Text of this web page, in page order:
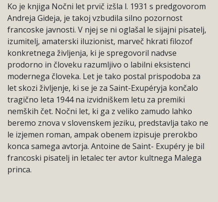
Ko je knjiga Nočni let prvič izšla l. 1931 s predgovorom
Andreja Gideja, je takoj vzbudila silno pozornost
francoske javnosti. V njej se ni oglašal le sijajni pisatelj,
izumitelj, amaterski iluzionist, marveč hkrati filozof
konkretnega življenja, ki je spregovoril nadvse
prodorno in človeku razumljivo o labilni eksistenci
modernega človeka. Let je tako postal prispodoba za
let skozi življenje, ki se je za Saint-Exupéryja končalo
tragično leta 1944 na izvidniškem letu za premiki
nemških čet. Nočni let, ki ga z veliko zamudo lahko
beremo znova v slovenskem jeziku, predstavlja tako ne
le izjemen roman, ampak obenem izpisuje prerokbo
konca samega avtorja. Antoine de Saint- Exupéry je bil
francoski pisatelj in letalec ter avtor kultnega Malega
princa.